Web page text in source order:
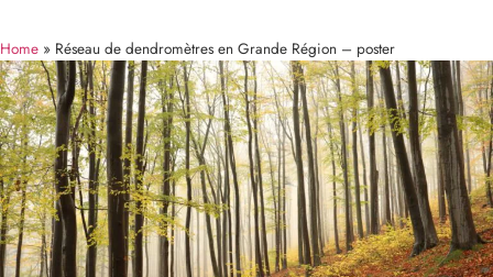
Home » Réseau de dendromètres en Grande Région – poster